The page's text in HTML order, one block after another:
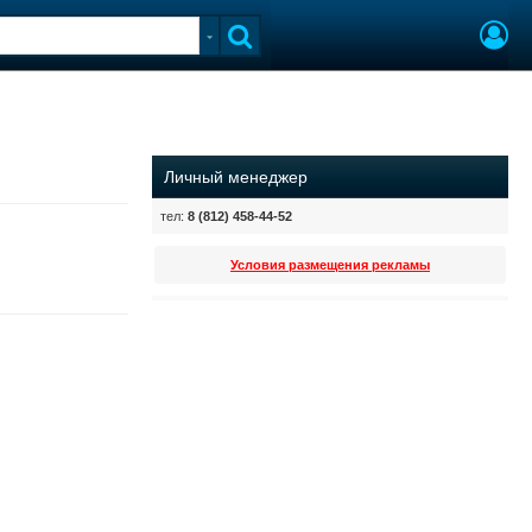
Личный менеджер
тел: 8 (812) 458-44-52
Условия размещения рекламы